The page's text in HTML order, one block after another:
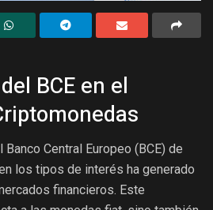
BCE en el
Central Europeo (BCE) de
los tipos de interés ha generado
financieros. Este